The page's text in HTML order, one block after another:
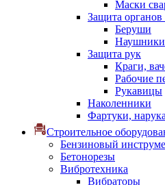
Маски
Защита органов
Беруши
Наушники
Защита рук
Краги,
Рабочие
Рукавицы
Наколенники
Фартуки,
Строительное
Бензиновый
Бетонорезы
Вибротехника
Вибраторы